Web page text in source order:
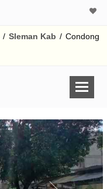
/ Sleman Kab / Condong
% /th
Untuk hasil simulasi
pada kotak-